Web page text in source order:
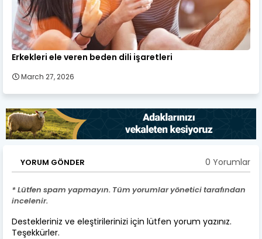
Erkekleri ele veren beden dili işaretleri
March 27, 2026
YORUM GÖNDER 0 Yorumlar
* Lütfen spam yapmayın. Tüm yorumlar yönetici tarafından
incelenir.
Destekleriniz ve eleştirilerinizi için lütfen yorum yazınız.
Teşekkürler.